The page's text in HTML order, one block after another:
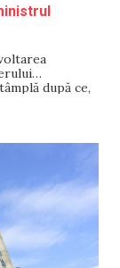
după ce,
din funcția
câștigător